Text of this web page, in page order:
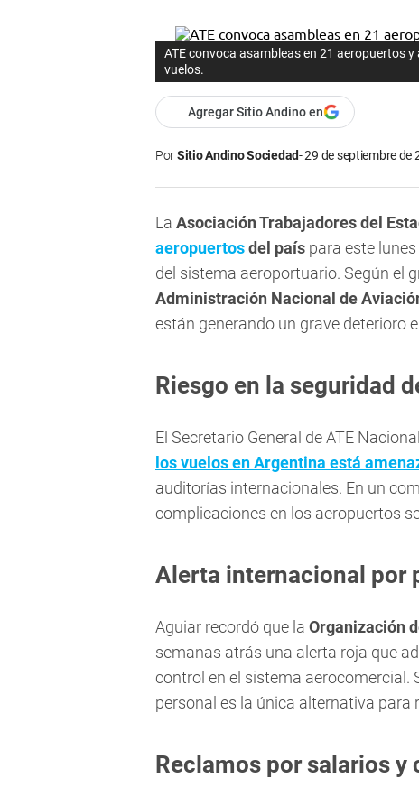
ATE convoca asambleas en 21 aeropuertos
vuelos.
Agregar Sitio Andino en
PorSitio Andino Sociedad 29 de septiembre de
La Asociación Trabajadores del
aeropuertosdel país para este
del sistema aeroportuario. Según el
Administración Nacional de
están generando un grave deterioro
Riesgo en la seguridad
El Secretario General de ATE
los vuelos en Argentina está
auditorías internacionales. En un
complicaciones en los aeropuertos
Alerta internacional por
Aguiar recordó que la Organización
semanas atrás una alerta roja que
control en el sistema aerocomercial.
personal es la única alternativa para
Reclamos por salarios